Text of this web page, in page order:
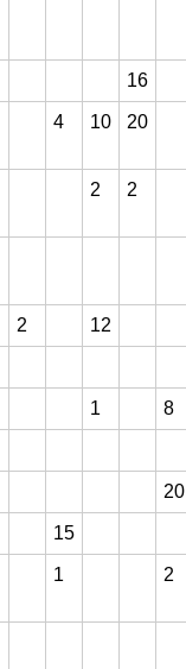
16
4 10 20
2 2
2 12
1 8
20
15
1 2